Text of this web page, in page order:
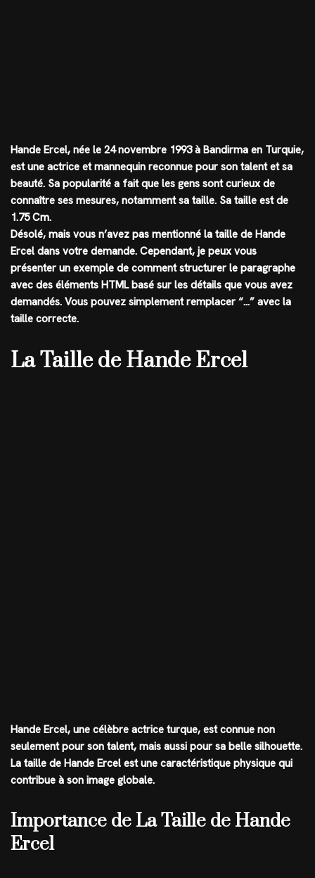
Hande Ercel, née le 24 novembre 1993 à Bandirma en Turquie,
est une actrice et mannequin reconnue pour son talent et sa
beauté. Sa popularité a fait que les gens sont curieux de
connaître ses mesures, notamment sa taille. Sa taille est de
1.75 Cm.
Désolé, mais vous n’avez pas mentionné la taille de Hande
Ercel dans votre demande. Cependant, je peux vous
présenter un exemple de comment structurer le paragraphe
avec des éléments HTML basé sur les détails que vous avez
demandés. Vous pouvez simplement remplacer “…” avec la
taille correcte.
La Taille de Hande Ercel
Hande Ercel, une célèbre actrice turque, est connue non
seulement pour son talent, mais aussi pour sa belle silhouette.
La taille de Hande Ercel est une caractéristique physique qui
contribue à son image globale.
Importance de La Taille de Hande
Ercel